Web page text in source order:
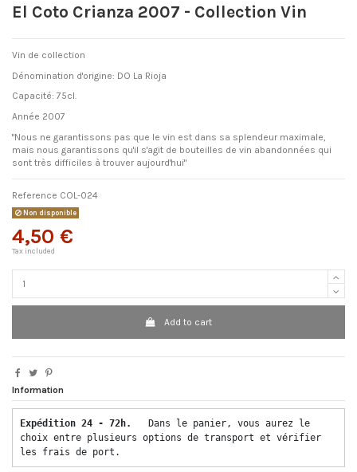
El Coto Crianza 2007 - Collection Vin
Vin de collection
Dénomination d'origine: DO La Rioja
Capacité: 75cl.
Année 2007
"Nous ne garantissons pas que le vin est dans sa splendeur maximale,
mais nous garantissons qu'il s'agit de bouteilles de vin abandonnées qui
sont très difficiles à trouver aujourd'hui"
Reference COL-024
Non disponible
4,50 €
Tax included
Add to cart
Information
Expédition 24 - 72h.
Dans le panier, vous aurez le
choix entre plusieurs options de transport et vérifier
les frais de port.